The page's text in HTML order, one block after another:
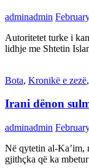
adminadmin
Autoritetet turke i
lidhje me Shtetin
Bota, Kronikë e zezë,
Irani dënon
adminadmin
Në qytetin al-Ka’im,
gjithçka që ka